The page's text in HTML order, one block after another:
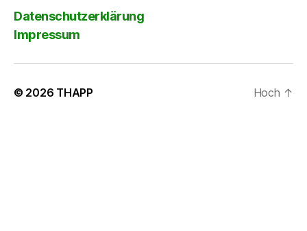
Datenschutzerklärung
Impressum
© 2026 THAPP Hoch ↑